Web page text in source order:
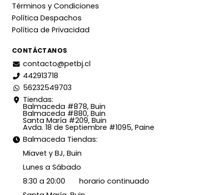
Términos y Condiciones
Política Despachos
Política de Privacidad
CONTÁCTANOS
contacto@petbj.cl
442913718
56232549703
Tiendas:
Balmaceda #878, Buin
Balmaceda #880, Buin
Santa María #209, Buin
Avda. 18 de Septiembre #1095, Paine
Balmaceda Tiendas:
Miavet y BJ, Buin
Lunes a Sábado
8:30 a 20:00 horario continuado